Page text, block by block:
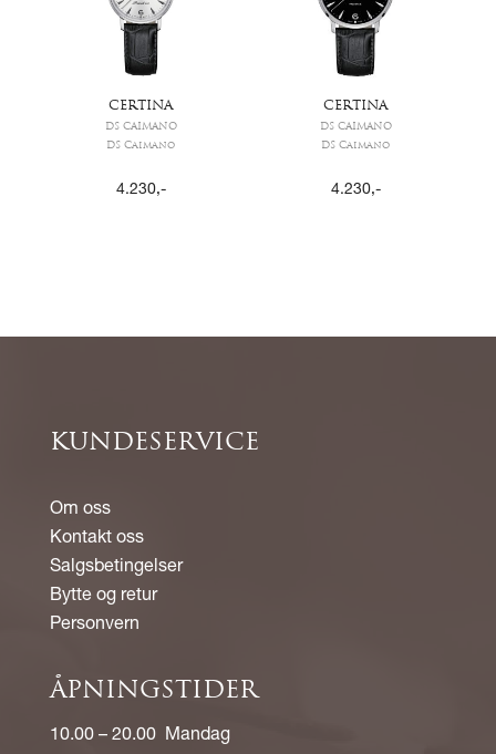
CERTINA
DS CAIMANO
DS Caimano
4.230,-
CERTINA
DS CAIMANO
DS Caimano
4.230,-
KUNDESERVICE
Om oss
Kontakt oss
Salgsbetingelser
Bytte og retur
Personvern
ÅPNINGSTIDER
10.00 – 20.00 Mandag